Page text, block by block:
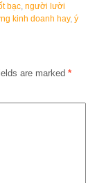
bạc, người lười
kinh doanh hay, ý
are marked *